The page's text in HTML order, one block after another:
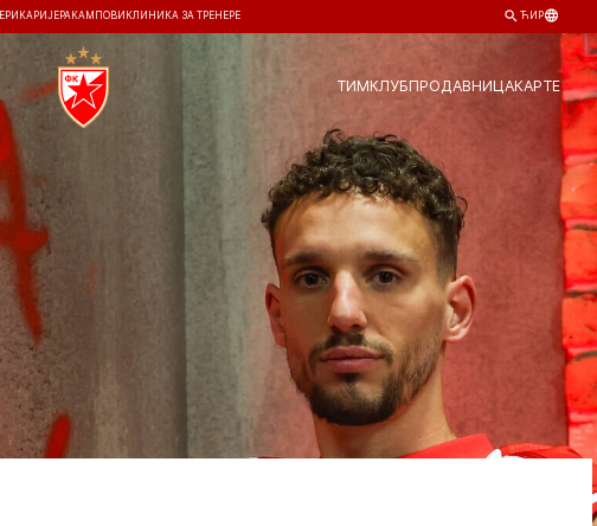
КАРИЈЕРА КАМПОВИ КЛИНИКА ЗА ТРЕНЕРЕ ЋИР
ТИМКЛУБПРОДАВНИЦАКАРТЕ